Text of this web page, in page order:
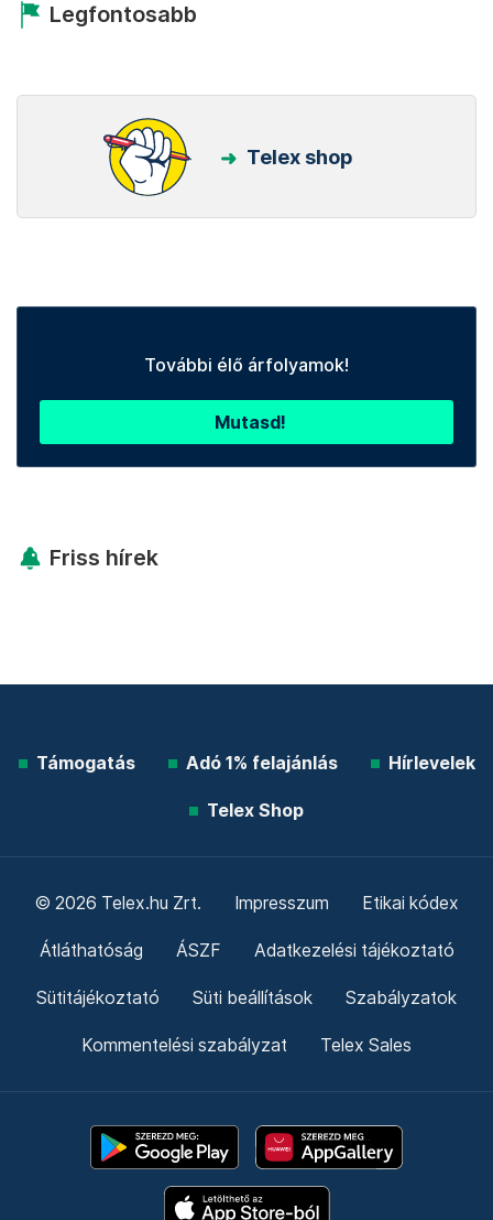
Legfontosabb
Telex shop
További élő árfolyamok!
Mutasd!
Friss hírek
Támogatás Adó 1% felajánlás Hírlevelek
Telex Shop
© 2026 Telex.hu Zrt. Impresszum Etikai kódex
Átláthatóság ÁSZF Adatkezelési tájékoztató
Sütitájékoztató Süti beállítások Szabályzatok
Kommentelési szabályzat Telex Sales